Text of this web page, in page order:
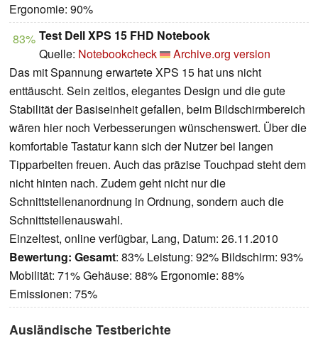
Ergonomie: 90%
83% Test Dell XPS 15 FHD Notebook
Quelle: Notebookcheck
Archive.org version
Das mit Spannung erwartete XPS 15 hat uns nicht
enttäuscht. Sein zeitlos, elegantes Design und die gute
Stabilität der Basiseinheit gefallen, beim Bildschirmbereich
wären hier noch Verbesserungen wünschenswert. Über die
komfortable Tastatur kann sich der Nutzer bei langen
Tipparbeiten freuen. Auch das präzise Touchpad steht dem
nicht hinten nach. Zudem geht nicht nur die
Schnittstellenanordnung in Ordnung, sondern auch die
Schnittstellenauswahl.
Einzeltest, online verfügbar, Lang, Datum: 26.11.2010
Bewertung: Gesamt: 83% Leistung: 92% Bildschirm: 93%
Mobilität: 71% Gehäuse: 88% Ergonomie: 88%
Emissionen: 75%
Ausländische Testberichte